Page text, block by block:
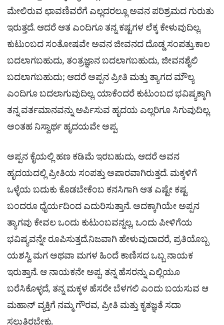
ಮೇಲಿರುವ ಛಾವಣಿವರೆಗೆ ಎಲ್ಲದರಲ್ಲೂ ಅವನ ಪರಿಶ್ರಮದ ಗುರುತು
ಇರುತ್ತದೆ. ಆದರೆ ಆತ ಎಂದಿಗೂ ತನ್ನ ಕಷ್ಟಗಳ ಲೆಕ್ಕ ಕೇಳುವುದಿಲ್ಲ.
ಕುಟುಂಬದ ಸಂತೋಷವೇ ಅವನ ಜೀವನದ ದೊಡ್ಡ ಸಂಪತ್ತು.ಕಾಲ
ಬದಲಾಗಬಹುದು, ತಂತ್ರಜ್ಞಾನ ಬದಲಾಗಬಹುದು, ಜೀವನಶೈಲಿ
ಬದಲಾಗಬಹುದು; ಆದರೆ ಅಪ್ಪನ ಪ್ರೀತಿ ಮತ್ತು ತ್ಯಾಗದ ಮೌಲ್ಯ
ಎಂದಿಗೂ ಬದಲಾಗುವುದಿಲ್ಲ. ಯಾಕೆಂದರೆ ಕುಟುಂಬದ ಭವಿಷ್ಯಕ್ಕಾಗಿ
ತನ್ನ ವರ್ತಮಾನವನ್ನು ಅರ್ಪಿಸುವ ಹೃದಯ ಎಲ್ಲರಿಗೂ ಸಿಗುವುದಿಲ್ಲ.
ಅಂತಹ ನಿಸ್ವಾರ್ಥ ಹೃದಯವೇ ಅಪ್ಪ.
ಅಪ್ಪನ ಕೈಯಲ್ಲಿ ಹಣ ಕಡಿಮೆ ಇರಬಹುದು, ಆದರೆ ಅವನ
ಹೃದಯದಲ್ಲಿ ಪ್ರೀತಿಯ ಸಂಪತ್ತು ಅಪಾರವಾಗಿರುತ್ತದೆ. ಮಕ್ಕಳಿಗೆ
ಒಳ್ಳೆಯ ಬದುಕು ಕೊಡಬೇಕೆಂಬ ಕನಸಿಗಾಗಿ ಆತ ಎಷ್ಟೇ ಕಷ್ಟ
ಬಂದರೂ ಧೈರ್ಯದಿಂದ ಎದುರಿಸುತ್ತಾನೆ. ಅದಕ್ಕಾಗಿಯೇ ಅಪ್ಪನ
ತ್ಯಾಗವು ಕೇವಲ ಒಂದು ಕುಟುಂಬವನ್ನಲ್ಲ, ಒಂದು ಪೀಳಿಗೆಯ
ಭವಿಷ್ಯವನ್ನೇ ರೂಪಿಸುತ್ತದೆ.ನಿಜವಾಗಿ ಹೇಳುವುದಾದರೆ, ಪ್ರತಿಯೊಬ್ಬ
ಯಶಸ್ವಿ ಮಗ ಅಥವಾ ಮಗಳ ಹಿಂದೆ ಕಾಣಿಸದ ಒಬ್ಬ ನಾಯಕ
ಇರುತ್ತಾನೆ. ಆ ನಾಯಕನೇ ಅಪ್ಪ. ತನ್ನ ಹೆಸರನ್ನು ಎಲ್ಲಿಯೂ
ಬರೆಸಿಕೊಳ್ಳದೆ, ತನ್ನ ಮಕ್ಕಳ ಹೆಸರೇ ಬೆಳಗಲಿ ಎಂದು ಬಯಸುವ ಆ
ಮಹಾನ್ ವ್ಯಕ್ತಿಗೆ ನಮ್ಮ ಗೌರವ, ಪ್ರೀತಿ ಮತ್ತು ಕೃತಜ್ಞತೆ ಸದಾ